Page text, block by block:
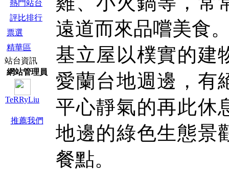
熱門站台
評比排行
票選
精華區
站台資訊
網站管理員
TeRRyLiu
推薦我們
遠道而來品嚐美食
基立屋以樸實的建
愛蘭台地週邊，有
平心靜氣的再此休
地邊的綠色生態景
餐點。